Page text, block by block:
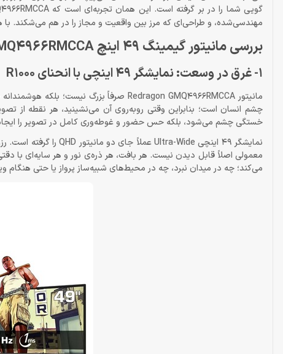
گویی شما را در بر گرفته است. این همان تجربه‌ای است که Redragon GMQ4966RMCCA برای‌تان رقم می‌زند؛ یک
مهندسی‌شده، و طراحی‌ای که مرز بین واقعیت و مجاز را در هم می‌شکند. با
بررسی مانیتور گیمینگ 49 اینچ Redragon GMQ4966RMCCA
1- غرق در وسعت: نمایشگر 49 اینچی با انحنای R1000
چشم انسان است؛ بنابراین وقتی روبه‌روی آن می‌نشینید، هر نقطه از
خستگی چشم می‌شود، بلکه حس حضور و غوطه‌وری کامل در تصویر را
معمولی اصلاً قابل دیدن نیست. هر بافت، هر ذره‌ی نور و هر سایه‌ای با
می‌کند؛ چه در میدان نبرد، چه در محیط‌های شبیه‌ساز پرواز یا حتی هنگام